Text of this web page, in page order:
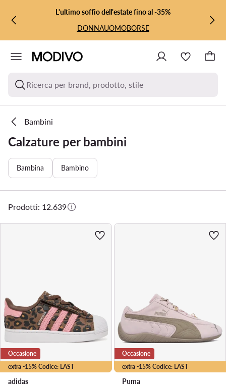
VAI AL CONTENUTO PRINCIPALE
VAI ALLA RICERCAL'ultimo soffio dell'estate fino al -35%
DONNAUOMOBORSE
Ricerca per brand, prodotto, stile
Bambini
Calzature per bambini
Bambina Bambino
Prodotti: 12.639
extra -15% Codice: LAST
Occasione
adidas
extra -15% Codice: LAST
Occasione
Puma